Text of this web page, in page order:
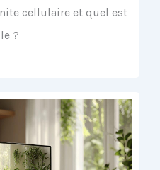
cellulaire et quel est
?